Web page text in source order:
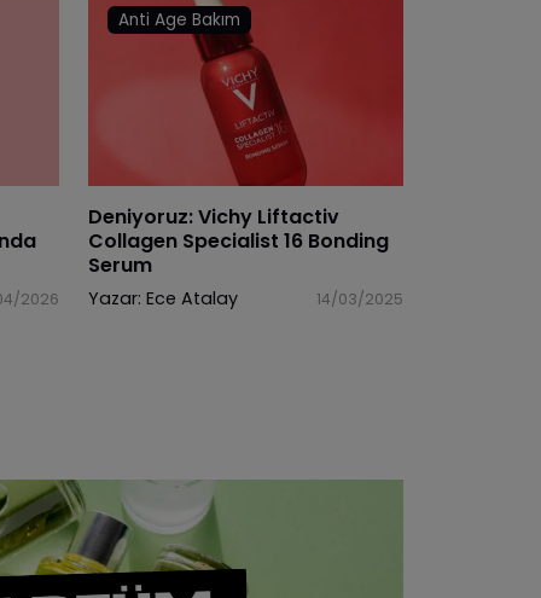
2026
Anti Age Bakım
Deniyoruz: Vichy Liftactiv
Collagen Specialist 16 Bonding
Serum
Yazar: Ece Atalay 14/03/2025